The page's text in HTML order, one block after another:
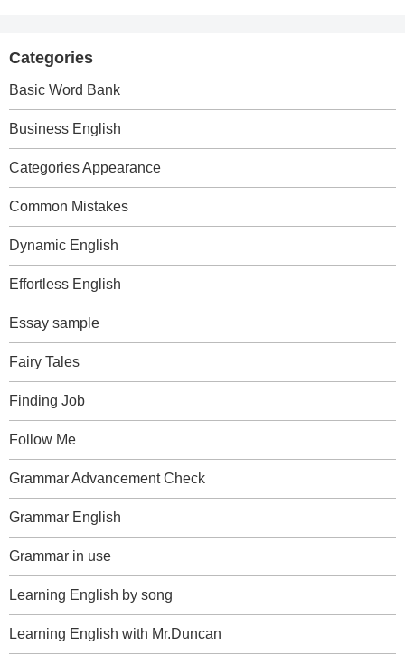
Categories
Basic Word Bank
Business English
Categories Appearance
Common Mistakes
Dynamic English
Effortless English
Essay sample
Fairy Tales
Finding Job
Follow Me
Grammar Advancement Check
Grammar English
Grammar in use
Learning English by song
Learning English with Mr.Duncan